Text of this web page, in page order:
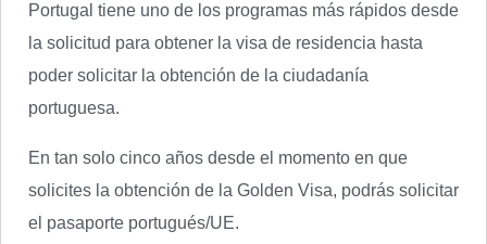
Portugal tiene uno de los programas más rápidos desde
la solicitud para obtener la visa de residencia hasta
poder solicitar la obtención de la ciudadanía
portuguesa.
En tan solo cinco años desde el momento en que
solicites la obtención de la Golden Visa, podrás solicitar
el pasaporte portugués/UE.